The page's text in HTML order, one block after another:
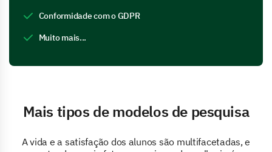
Conformidade com o GDPR
Muito mais...
Mais tipos de modelos de pesquisa
A vida e a satisfação dos alunos são multifacetadas, e